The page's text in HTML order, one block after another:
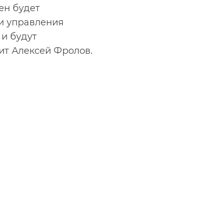
будет
управления
будут
Алексей Фролов.